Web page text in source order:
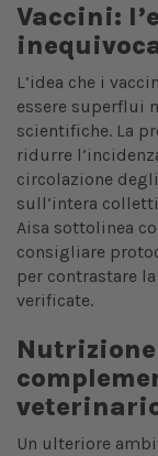
Vaccini:
L’idea che i
essere superflui
scientifiche. La
ridurre
circolazione
sull’intera
Aisa sottolinea
consigliare
per contrastare
verificate.
Un ulteriore